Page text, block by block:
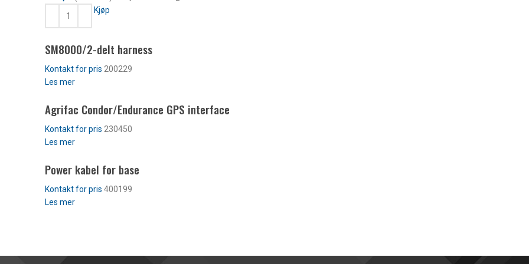
Kjøp
SM8000/2-delt harness
200229
Les mer
Agrifac Condor/Endurance GPS interface
230450
Les mer
Power kabel for base
400199
Les mer